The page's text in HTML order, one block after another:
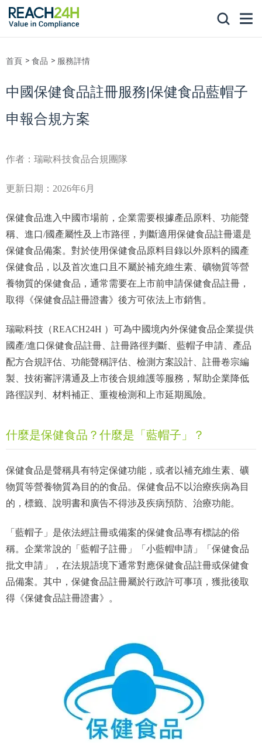
首頁 食品 服務詳情
中國保健食品註冊服務|保健食品藍帽子
申報合規方案
作者：瑞歐科技食品合規團隊
更新日期：2026年6月
保健食品進入中國市場前，企業需要根據產品原料、功能聲
稱、進口/國產屬性及上市路徑，判斷適用保健食品註冊還是
保健食品備案。對於使用保健食品原料目錄以外原料的國產
保健食品，以及首次進口且不屬於補充維生素、礦物質等營
養物質的保健食品，通常需要在上市前申請保健食品註冊，
取得《保健食品註冊證書》後方可依法上市銷售。
瑞歐科技（REACH24H ）可為中國境內外保健食品企業提供
國產/進口保健食品註冊、註冊路徑判斷、藍帽子申請、產品
配方合規評估、功能聲稱評估、檢測方案設計、註冊卷宗編
製、技術審評溝通及上市後合規維護等服務，幫助企業降低
路徑誤判、材料補正、重複檢測和上市延期風險。
什麼是保健食品？什麼是「藍帽子」？
保健食品是聲稱具有特定保健功能，或者以補充維生素、礦
物質等營養物質為目的的食品。保健食品不以治療疾病為目
的，標籤、說明書和廣告不得涉及疾病預防、治療功能。
「藍帽子」是依法經註冊或備案的保健食品專有標誌的俗
稱。企業常說的「藍帽子註冊」「小藍帽申請」「保健食品
批文申請」，在法規語境下通常對應保健食品註冊或保健食
品備案。其中，保健食品註冊屬於行政許可事項，獲批後取
得《保健食品註冊證書》。